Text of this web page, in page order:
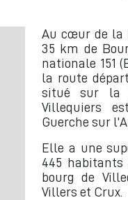
Au cœur de la
35 km de
nationale 151
la route
situé sur la
Villequiers
Guerche sur
Elle a une
445 habitants
bourg de
Villers et Crux.